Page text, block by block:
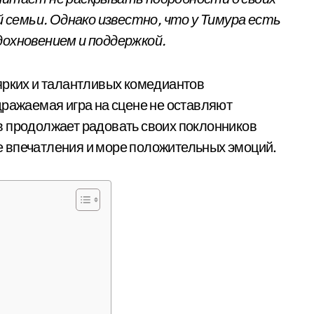
Однако известно, что у Тимура есть
и поддержкой.
и талантливых комедиантов
игра на сцене не оставляют
радовать своих поклонников
и море положительных эмоций.